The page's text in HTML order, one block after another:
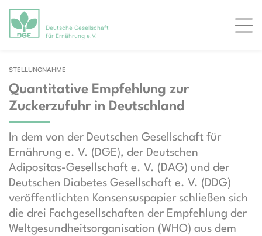
Deutsche Gesellschaft
für Ernährung e.V.
STELLUNGNAHME
Quantitative Empfehlung zur
Zuckerzufuhr in Deutschland
In dem von der Deutschen Gesellschaft für
Ernährung e. V. (DGE), der Deutschen
Adipositas-Gesellschaft e. V. (DAG) und der
Deutschen Diabetes Gesellschaft e. V. (DDG)
veröffentlichten Konsensuspapier schließen sich
die drei Fachgesellschaften der Empfehlung der
Weltgesundheitsorganisation (WHO) aus dem